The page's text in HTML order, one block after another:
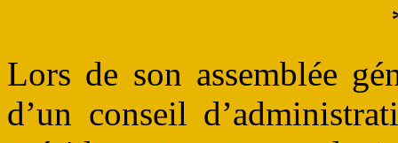
Lors de son assemblée
d’un conseil